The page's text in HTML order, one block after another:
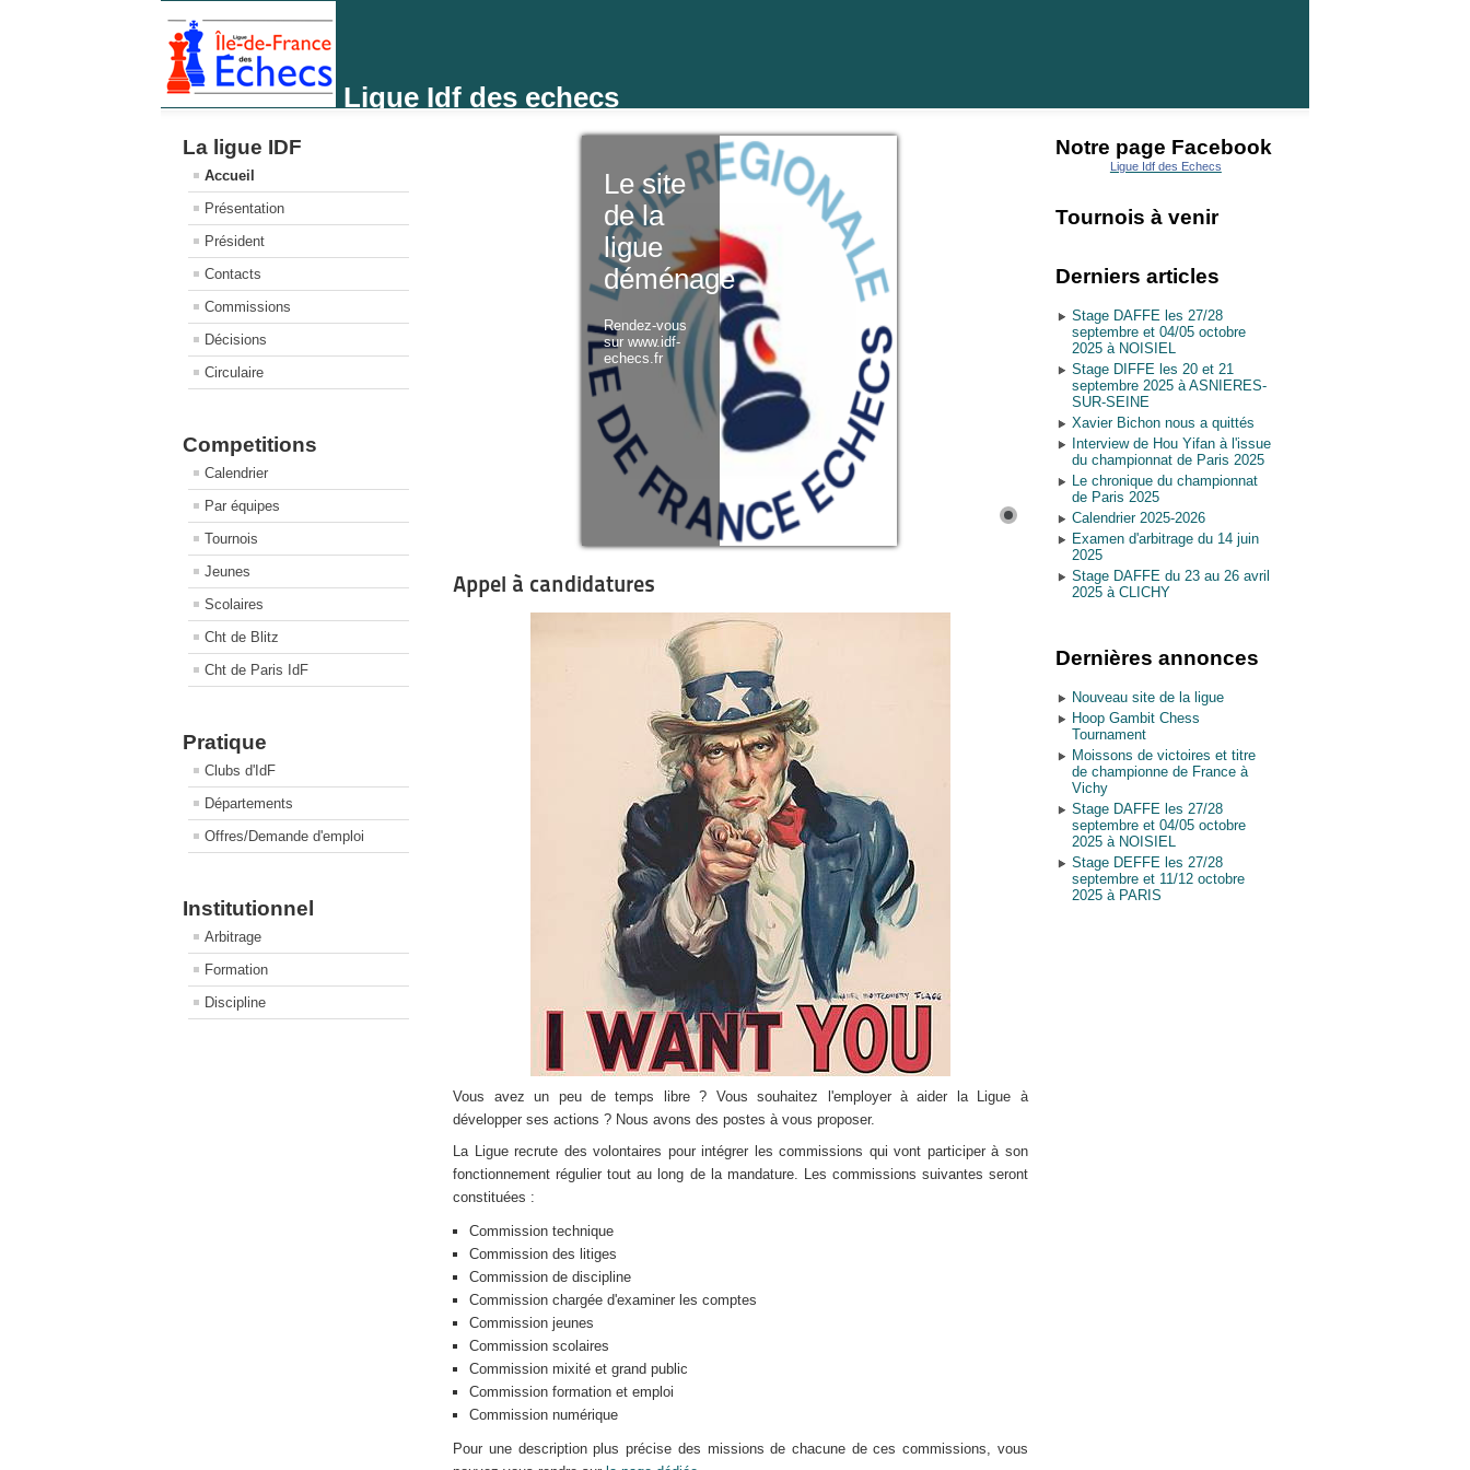
Ligue Idf des echecs
La ligue IDF
Accueil
Présentation
Président
Contacts
Commissions
Décisions
Circulaire
Competitions
Calendrier
Par équipes
Tournois
Jeunes
Scolaires
Cht de Blitz
Cht de Paris IdF
Pratique
Clubs d'IdF
Départements
Offres/Demande d'emploi
Institutionnel
Arbitrage
Formation
Discipline
Le site
de la
ligue
déménage
Rendez-vous
sur www.idf-
echecs.fr
Appel à candidatures
Vous avez un peu de temps libre ? Vous souhaitez l'employer à aider la Ligue à
développer ses actions ? Nous avons des postes à vous proposer.
La Ligue recrute des volontaires pour intégrer les commissions qui vont participer à son
fonctionnement régulier tout au long de la mandature. Les commissions suivantes seront
constituées :
Commission technique
Commission des litiges
Commission de discipline
Commission chargée d'examiner les comptes
Commission jeunes
Commission scolaires
Commission mixité et grand public
Commission formation et emploi
Commission numérique
Pour une description plus précise des missions de chacune de ces commissions, vous
Notre page Facebook
Ligue Idf des Echecs
Tournois à venir
Derniers articles
Stage DAFFE les 27/28
septembre et 04/05 octobre
2025 à NOISIEL
Stage DIFFE les 20 et 21
septembre 2025 à ASNIERES-
SUR-SEINE
Xavier Bichon nous a quittés
Interview de Hou Yifan à l'issue
du championnat de Paris 2025
Le chronique du championnat
de Paris 2025
Calendrier 2025-2026
Examen d'arbitrage du 14 juin
2025
Stage DAFFE du 23 au 26 avril
2025 à CLICHY
Dernières annonces
Nouveau site de la ligue
Hoop Gambit Chess
Tournament
Moissons de victoires et titre
de championne de France à
Vichy
Stage DAFFE les 27/28
septembre et 04/05 octobre
2025 à NOISIEL
Stage DEFFE les 27/28
septembre et 11/12 octobre
2025 à PARIS